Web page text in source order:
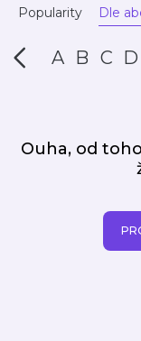
Popularity Dle
A B C D
Ouha, od